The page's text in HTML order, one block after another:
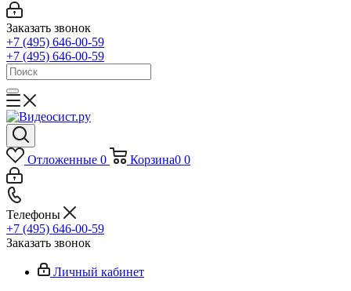
Заказать звонок
+7 (495) 646-00-59
+7 (495) 646-00-59
Отложенные 0 Корзина0 0
Телефоны
+7 (495) 646-00-59
Заказать звонок
Личный кабинет